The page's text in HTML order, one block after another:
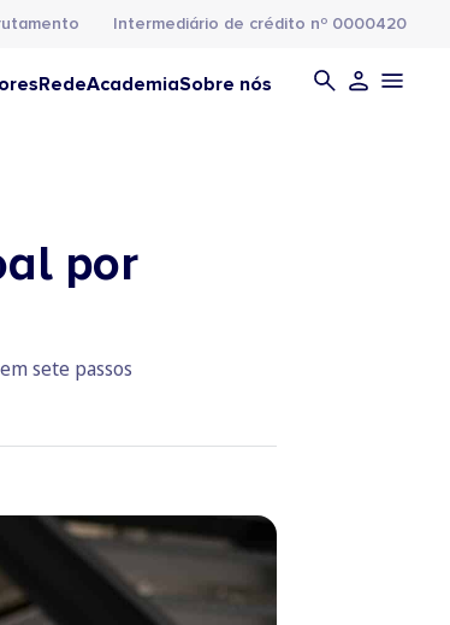
Intermediário de crédito nº 0000420
RedeAcademiaSobre nós
por
sete passos